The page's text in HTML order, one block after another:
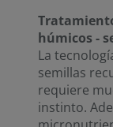
húmicos -
La
semillas
requiere
instinto.